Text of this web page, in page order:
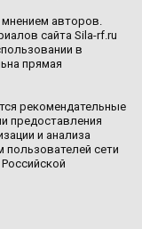
авторов.
сайта Sila-rf.ru
в
прямая
рекомендательные
предоставления
и анализа
пользователей сети